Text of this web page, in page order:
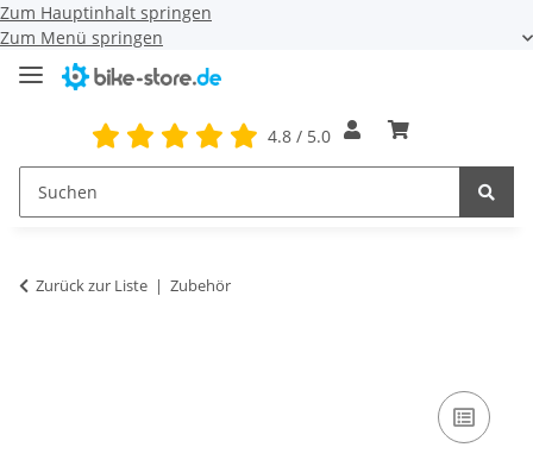
Zum Hauptinhalt springen
Zum Menü springen
4.8 / 5.0
Zurück zur Liste Zubehör